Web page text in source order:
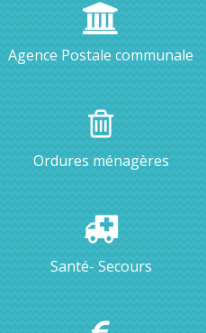
Agence Postale communale
Ordures ménagères
Santé- Secours